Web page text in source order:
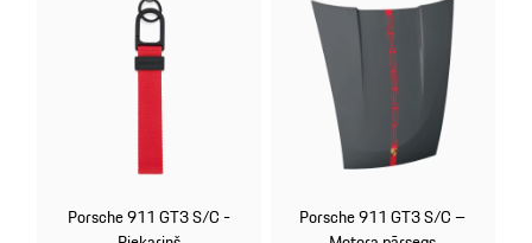
Porsche 911 GT3 S/C -
Porsche 911 GT3 S/C –